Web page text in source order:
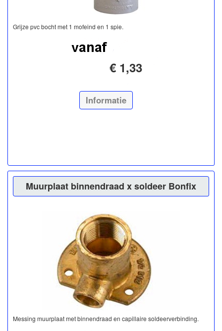
Grijze pvc bocht met 1 mofeind en 1 spie.
€ 1,33
Informatie
Muurplaat binnendraad x soldeer Bonfix
Messing muurplaat met binnendraad en capillaire soldeerverbinding.